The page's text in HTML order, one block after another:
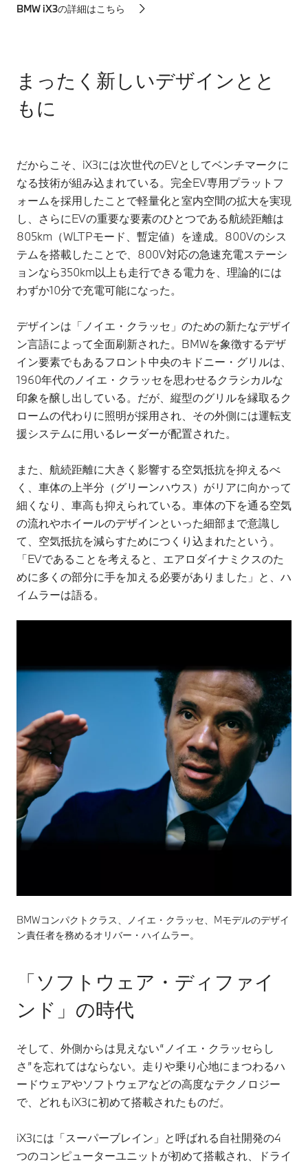
BMW iX3の詳細はこちら
まったく新しいデザインとと
もに
だからこそ、iX3には次世代のEVとしてベンチマークに
なる技術が組み込まれている。完全EV専用プラットフ
ォームを採用したことで軽量化と室内空間の拡大を実現
し、さらにEVの重要な要素のひとつである航続距離は
805km（WLTPモード、暫定値）を達成。800Vのシス
テムを搭載したことで、800V対応の急速充電ステーシ
ョンなら350km以上も走行できる電力を、理論的には
わずか10分で充電可能になった。
デザインは「ノイエ・クラッセ」のための新たなデザイ
ン言語によって全面刷新された。BMWを象徴するデザ
イン要素でもあるフロント中央のキドニー・グリルは、
1960年代のノイエ・クラッセを思わせるクラシカルな
印象を醸し出している。だが、縦型のグリルを縁取るク
ロームの代わりに照明が採用され、その外側には運転支
援システムに用いるレーダーが配置された。
また、航続距離に大きく影響する空気抵抗を抑えるべ
く、車体の上半分（グリーンハウス）がリアに向かって
細くなり、車高も抑えられている。車体の下を通る空気
の流れやホイールのデザインといった細部まで意識し
て、空気抵抗を減らすためにつくり込まれたという。
「EVであることを考えると、エアロダイナミクスのた
めに多くの部分に手を加える必要がありました」と、ハ
イムラーは語る。
BMWコンパクトクラス、ノイエ・クラッセ、Mモデルのデザイ
ン責任者を務めるオリバー・ハイムラー。
「ソフトウェア・ディファイ
ンド」の時代
そして、外側からは見えない“ノイエ・クラッセらし
さ”を忘れてはならない。走りや乗り心地にまつわるハ
ードウェアやソフトウェアなどの高度なテクノロジー
で、どれもiX3に初めて搭載されたものだ。
iX3には「スーパーブレイン」と呼ばれる自社開発の4
つのコンピューターユニットが初めて搭載され、ドライ